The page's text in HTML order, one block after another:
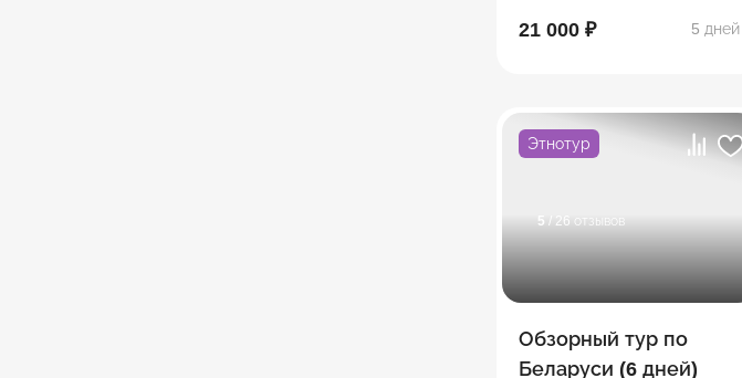
21 000 ₽ 5 дней
Этнотур
5 / 26 отзывов
Обзорный тур по
Беларуси (6 дней)